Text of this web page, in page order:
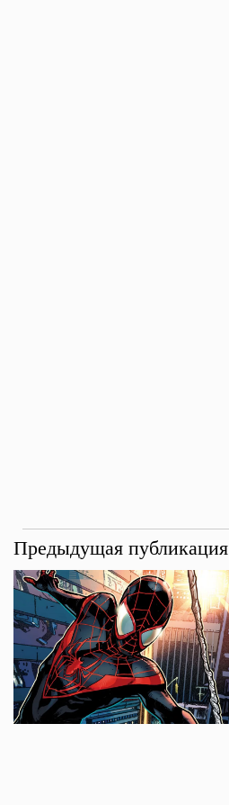
Предыдущая публикация